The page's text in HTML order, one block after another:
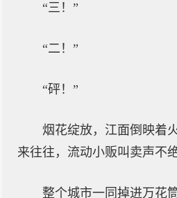
“三！”
“二！”
“砰！”
烟花绽放，江面倒映着
来往往，流动小贩叫卖声不
整个城市一同掉进万花